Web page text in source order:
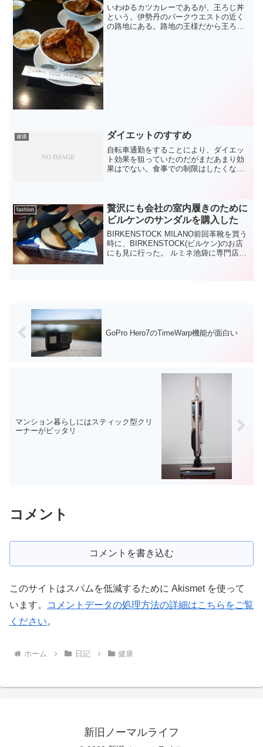
いわゆるカツカレーであるが、王ろじ丼
という。伊勢丹のパークウエストの近く
の路地にある。路地の王様だから王ろじ
健康 ダイエットのすすめ
自転車通勤をすることにより、ダイエッ
ト効果を狙っていたのだがまだあまり効
果はでない。食事での制限はしたくない
るのは、これ（計測ブログ...
fashion
贅沢にも会社の室内履きのために
ビルケンのサンダルを購入した
BIRKENSTOCK MILANO前回革靴を買う
時に、BIRKENSTOCK(ビルケン)のお店
にも見に行った。 ルミネ池袋に専門店が
GoPro Hero7のTimeWarp機能が面白い
マンション暮らしにはスティック型クリ
ーナーがビッタリ
コメント
コメントを書き込む
このサイトはスパムを低減するために Akismet を使って
います。
コメントデータの処理方法の詳細はこちらをご覧
ください。
ホーム 日記 健康
新旧ノーマルライフ